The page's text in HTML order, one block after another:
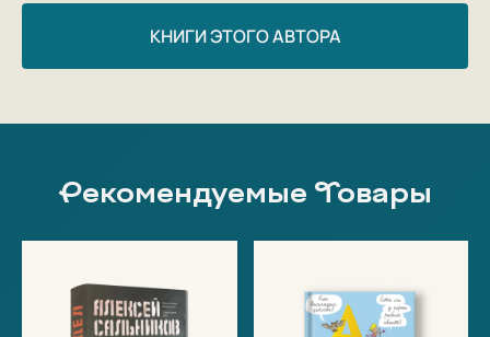
КНИГИ ЭТОГО АВТОРА
Рекомендуемые Товары